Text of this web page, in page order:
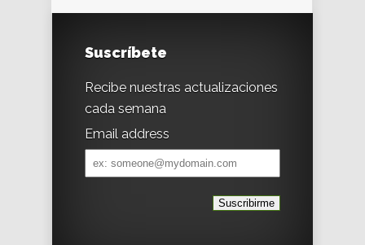
Suscríbete
Recibe nuestras actualizaciones
cada semana
Email address
Email
address